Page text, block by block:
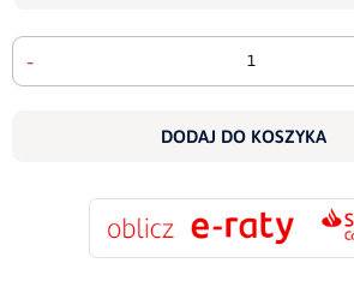
-
DODAJ DO KOSZYKA